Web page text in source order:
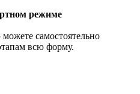
режиме
самостоятельно
всю форму.